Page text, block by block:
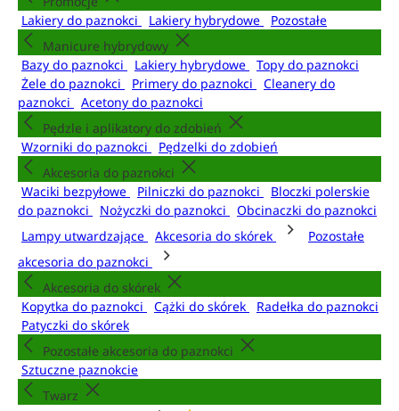
Lakiery do paznokci
Lakiery hybrydowe
Pozostałe
Manicure hybrydowy
Bazy do paznokci
Lakiery hybrydowe
Topy do paznokci
Żele do paznokci
Primery do paznokci
Cleanery do
paznokci
Acetony do paznokci
Pędzle i aplikatory do zdobień
Wzorniki do paznokci
Pędzelki do zdobień
Akcesoria do paznokci
Waciki bezpyłowe
Pilniczki do paznokci
Bloczki polerskie
do paznokci
Nożyczki do paznokci
Obcinaczki do paznokci
Lampy utwardzające
Akcesoria do skórek
Pozostałe
akcesoria do paznokci
Akcesoria do skórek
Kopytka do paznokci
Cążki do skórek
Radełka do paznokci
Patyczki do skórek
Pozostałe akcesoria do paznokci
Sztuczne paznokcie
Twarz